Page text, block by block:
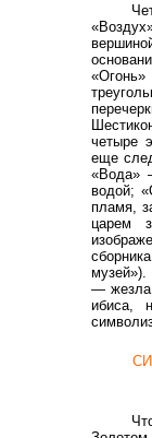
четыре
еще
«Вода»
водой;
пламя,
царем
музей»).
— жезла
ибиса,